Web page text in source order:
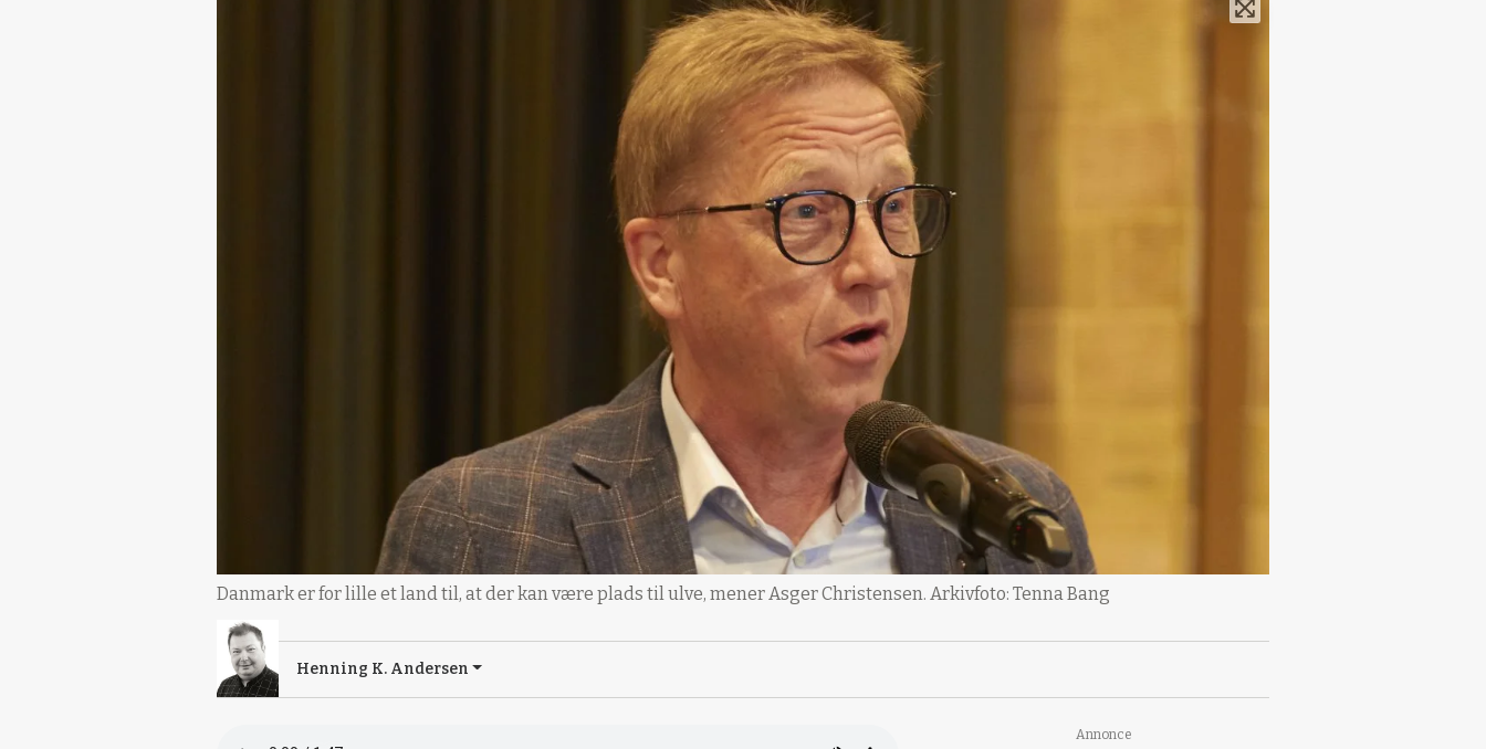
Danmark er for lille et land til, at der kan være plads til ulve, mener Asger Christensen. Arkivfoto: Tenna Bang
Henning K. Andersen
Annonce